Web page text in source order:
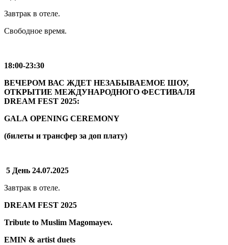
Завтрак в отеле.
Свободное время.
18:00-23:30
ВЕЧЕРОМ ВАС ЖДЕТ НЕЗАБЫВАЕМОЕ ШОУ,
ОТКРЫТИЕ МЕЖДУНАРОДНОГО ФЕСТИВАЛЯ
DREAM FEST 2025:
GALA OPENING CEREMONY
(билеты и трансфер за доп плату)
5 День 24.07.2025
Завтрак в отеле.
DREAM FEST 2025
Tribute to Muslim Magomayev.
EMIN & artist duets